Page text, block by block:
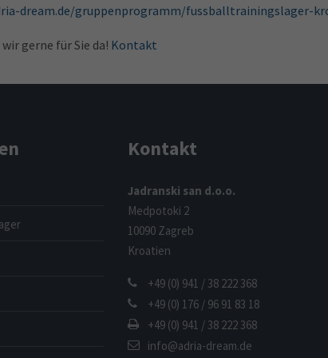
dream.de/gruppenprogramm/fussballtrainingslager-
gerne für Sie da! Kontakt
Kontakt
Jadranski san d.o.o.
Medpotoki 2
10090 Zagreb
Kroatien
+49 (0) 941 / 38 222 368
+49 (0) 176 / 96 91 83 18
+49 (0) 941 / 38 222 368
info@adria-dream.de